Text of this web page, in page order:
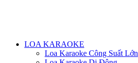
Menu
LOA KARAOKE
Loa Karaoke Công Suất Lớn